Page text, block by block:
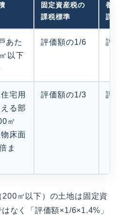
固定資産税の
課税標準
都
課
あた
以下
評価額の1/6 評
宅用
る部
㎡
床面
ま
評価額の1/3 評
㎡以下）の土地は固定資
なく「評価額×1/6×1.4%」